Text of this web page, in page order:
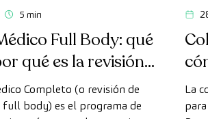
5 min
Full Body: qué
qué es la revisión
Completo (o revisión de
body) es el programa de
La